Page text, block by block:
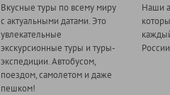
Вкусные туры по всему миру
с актуальными датами. Это
увлекательные
экскурсионные туры и туры-
экспедиции. Автобусом,
поездом, самолетом и даже
пешком!
Наши